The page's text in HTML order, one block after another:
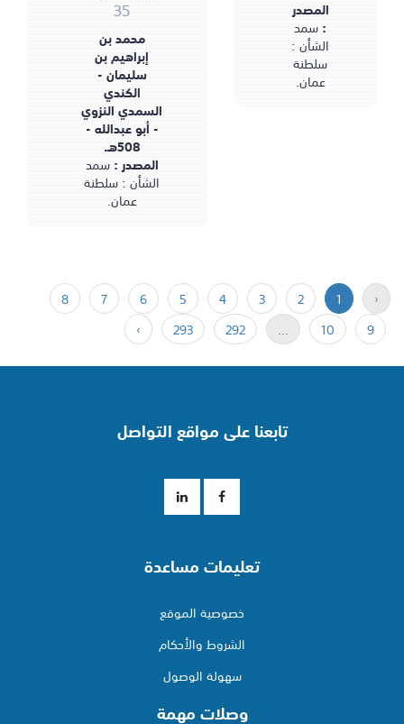
35
محمد بن
إبراهيم بن
سليمان -
الكندي
السمدي النزوي
- أبو عبدالله -
508هـ.
المصدر :سمد
الشأن : سلطنة
عمان.
المصدر
:سمد
الشأن :
سلطنة
عمان.
‹
1
2
3
4
5
6
7
8
9
10
...
292
293
›
تابعنا على مواقع التواصل
تعليمات مساعدة
خصوصية الموقع
الشروط والأحكام
سهولة الوصول
وصلات مهمة